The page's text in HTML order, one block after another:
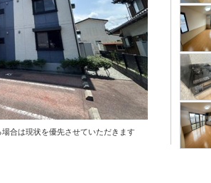
合は現状を優先させていただきます